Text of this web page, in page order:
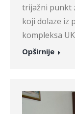
trijažni punkt
koji dolaze iz
kompleksa
Opširnije